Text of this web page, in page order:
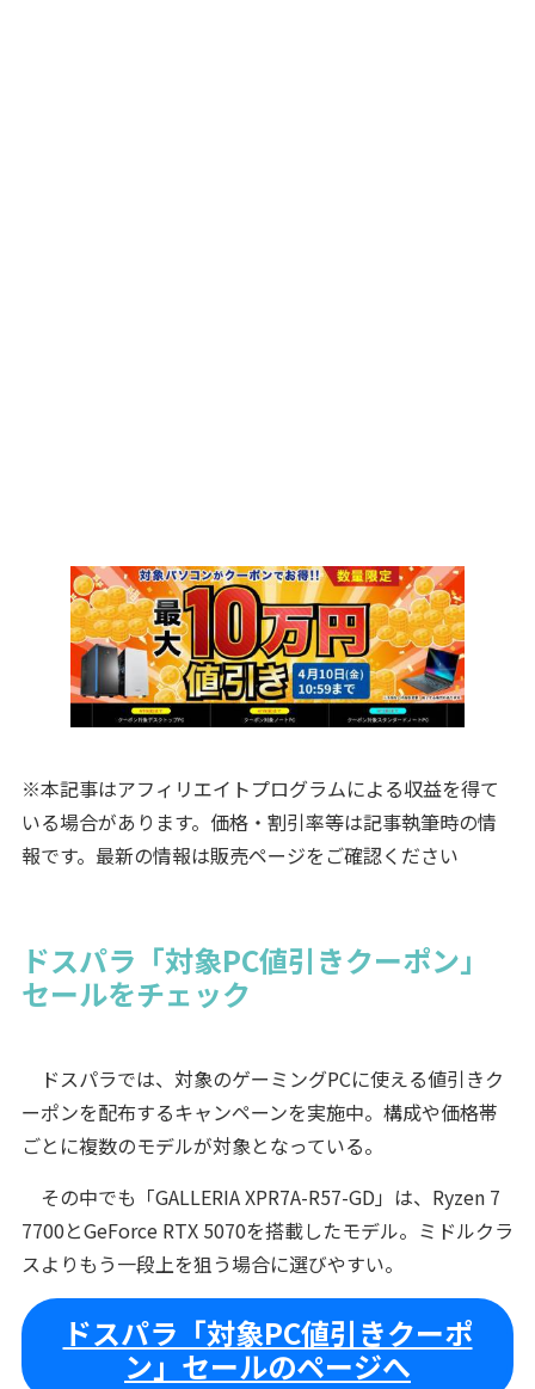
※本記事はアフィリエイトプログラムによる収益を得て
いる場合があります。価格・割引率等は記事執筆時の情
報です。最新の情報は販売ページをご確認ください
ドスパラ「対象PC値引きクーポン」
セールをチェック
ドスパラでは、対象のゲーミングPCに使える値引きク
ーポンを配布するキャンペーンを実施中。構成や価格帯
ごとに複数のモデルが対象となっている。
その中でも「GALLERIA XPR7A-R57-GD」は、Ryzen 7
7700とGeForce RTX 5070を搭載したモデル。ミドルクラ
スよりもう一段上を狙う場合に選びやすい。
ドスパラ「対象PC値引きクーポ
ン」セールのページへ